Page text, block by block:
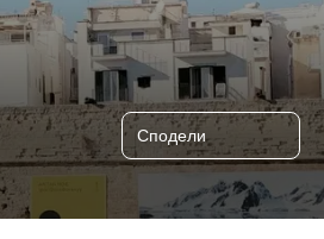
Сподели